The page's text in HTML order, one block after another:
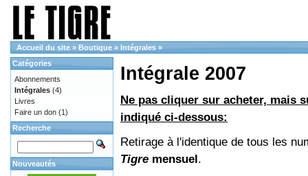
Accueil du site » Boutique » Intégrales »
Intégrale 2007
Ne pas cliquer sur acheter, mais
indiqué ci-dessous:
Retirage à l'identique de tous les
Tigre mensuel.
Catégories
Abonnements
Intégrales (4)
Livres
Faire un don (1)
Recherche
Nouveautés